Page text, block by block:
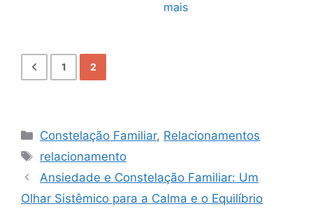
mais
1 2
Categorias
Constelação Familiar, Relacionamentos
Tags
relacionamento
Ansiedade e Constelação Familiar: Um
Olhar Sistêmico para a Calma e o Equilíbrio